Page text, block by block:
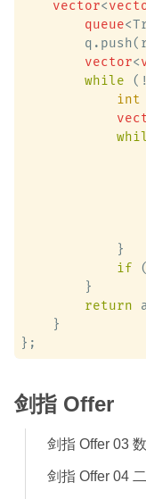
vector<
queue
vector<
while
int
            }
if
        }
return
    }
剑指 Offer
剑指 Offer 03
剑指 Offer 04